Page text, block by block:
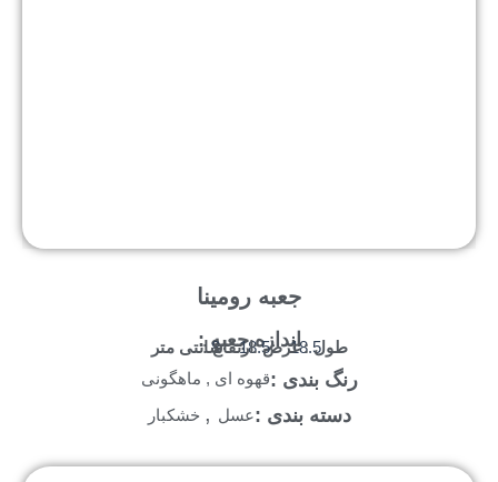
جعبه رومینا
اندازه جعبه :18.5
18.5
8 طول :عرض :ارتفاع :سانتی متر
قهوه ای , ماهگونیرنگ بندی :
عسل , خشکبار دسته بندی :